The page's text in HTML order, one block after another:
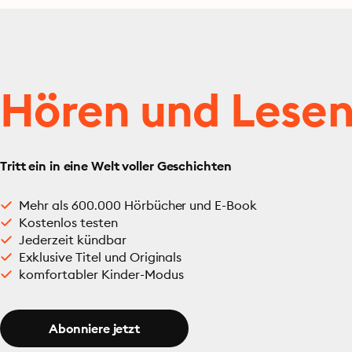
Hören und
Tritt ein in eine Welt voller Geschichten
Mehr als 600.000 Hörbücher und E-Book
Kostenlos testen
Jederzeit kündbar
Exklusive Titel und Originals
komfortabler Kinder-Modus
Abonniere jetzt